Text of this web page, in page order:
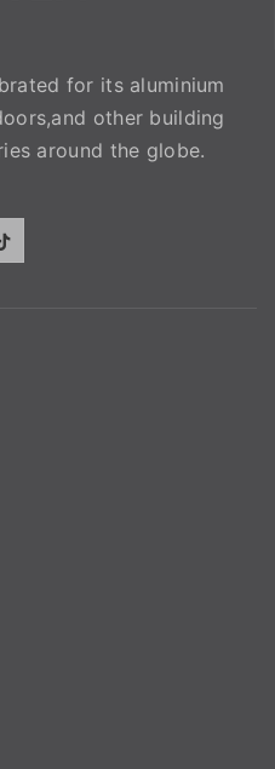
for its aluminium
other building
around the globe.